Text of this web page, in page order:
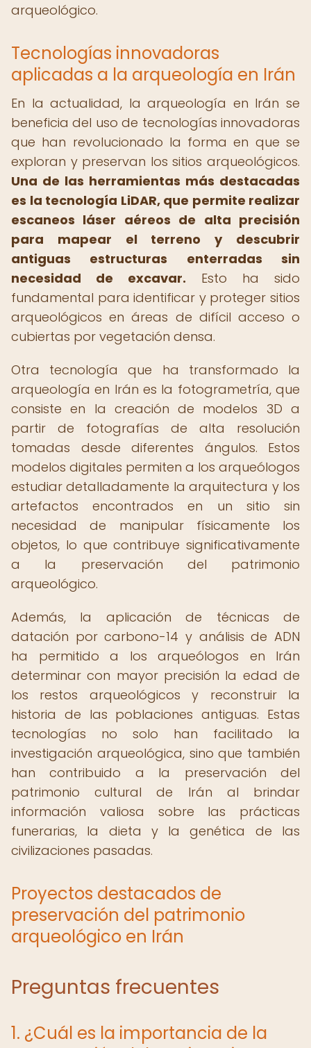
arqueológico.
Tecnologías innovadoras
aplicadas a la arqueología en Irán
En la actualidad, la arqueología en Irán se
beneficia del uso de tecnologías innovadoras
que han revolucionado la forma en que se
exploran y preservan los sitios arqueológicos.
Una de las herramientas más destacadas
es la tecnología LiDAR, que permite realizar
escaneos láser aéreos de alta precisión
para mapear el terreno y descubrir
antiguas estructuras enterradas sin
necesidad de excavar. Esto ha sido
fundamental para identificar y proteger sitios
arqueológicos en áreas de difícil acceso o
cubiertas por vegetación densa.
Otra tecnología que ha transformado la
arqueología en Irán es la fotogrametría, que
consiste en la creación de modelos 3D a
partir de fotografías de alta resolución
tomadas desde diferentes ángulos. Estos
modelos digitales permiten a los arqueólogos
estudiar detalladamente la arquitectura y los
artefactos encontrados en un sitio sin
necesidad de manipular físicamente los
objetos, lo que contribuye significativamente
a la preservación del patrimonio
arqueológico.
Además, la aplicación de técnicas de
datación por carbono-14 y análisis de ADN
ha permitido a los arqueólogos en Irán
determinar con mayor precisión la edad de
los restos arqueológicos y reconstruir la
historia de las poblaciones antiguas. Estas
tecnologías no solo han facilitado la
investigación arqueológica, sino que también
han contribuido a la preservación del
patrimonio cultural de Irán al brindar
información valiosa sobre las prácticas
funerarias, la dieta y la genética de las
civilizaciones pasadas.
Proyectos destacados de
preservación del patrimonio
arqueológico en Irán
Preguntas frecuentes
1. ¿Cuál es la importancia de la